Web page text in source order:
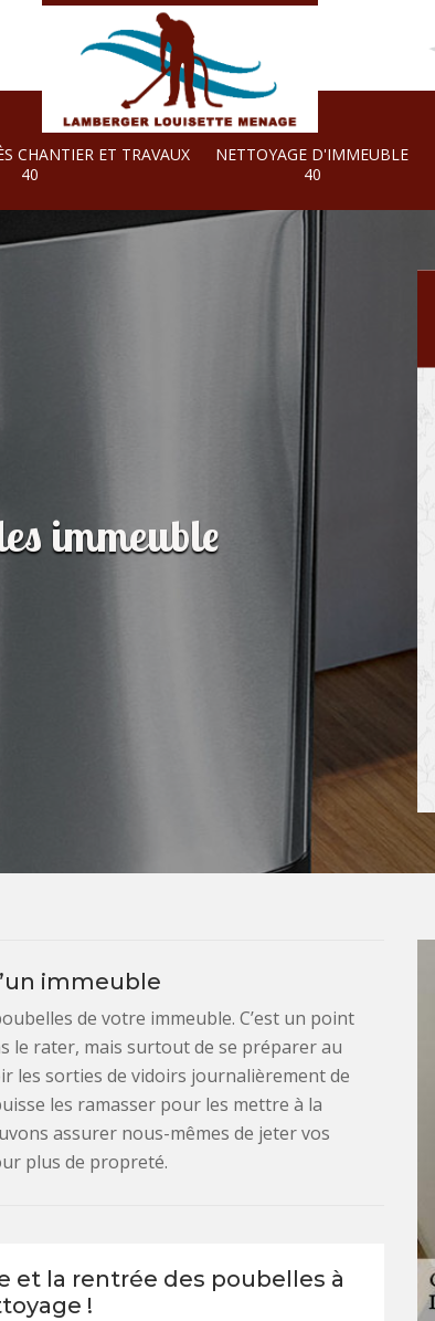
CHANTIER ET TRAVAUX
40
NETTOYAGE D'IMMEUBLE
40
immeuble
immeuble
de votre immeuble. C’est un point
le rater, mais surtout de se préparer au
les sorties de vidoirs journalièrement de
les ramasser pour les mettre à la
assurer nous-mêmes de jeter vos
plus de propreté.
et la rentrée des poubelles à
!